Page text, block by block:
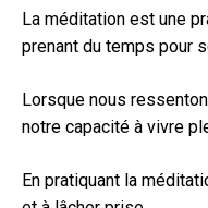
La méditation est une
prenant du temps pour
Lorsque nous
notre capacité à vivre
En pratiquant la